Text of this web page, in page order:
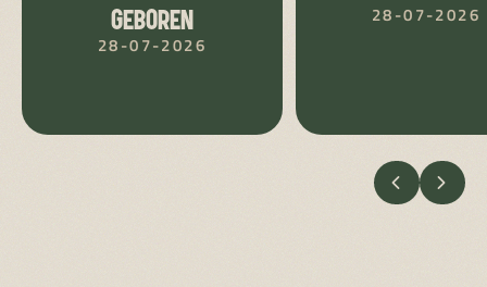
GEBOREN
28-07-2026
28-07-2026
VORIGE